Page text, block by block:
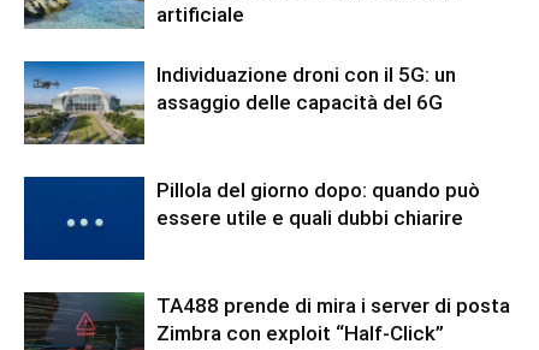
artificiale
Individuazione droni con il 5G: un
assaggio delle capacità del 6G
Pillola del giorno dopo: quando può
essere utile e quali dubbi chiarire
TA488 prende di mira i server di posta
Zimbra con exploit “Half-Click”